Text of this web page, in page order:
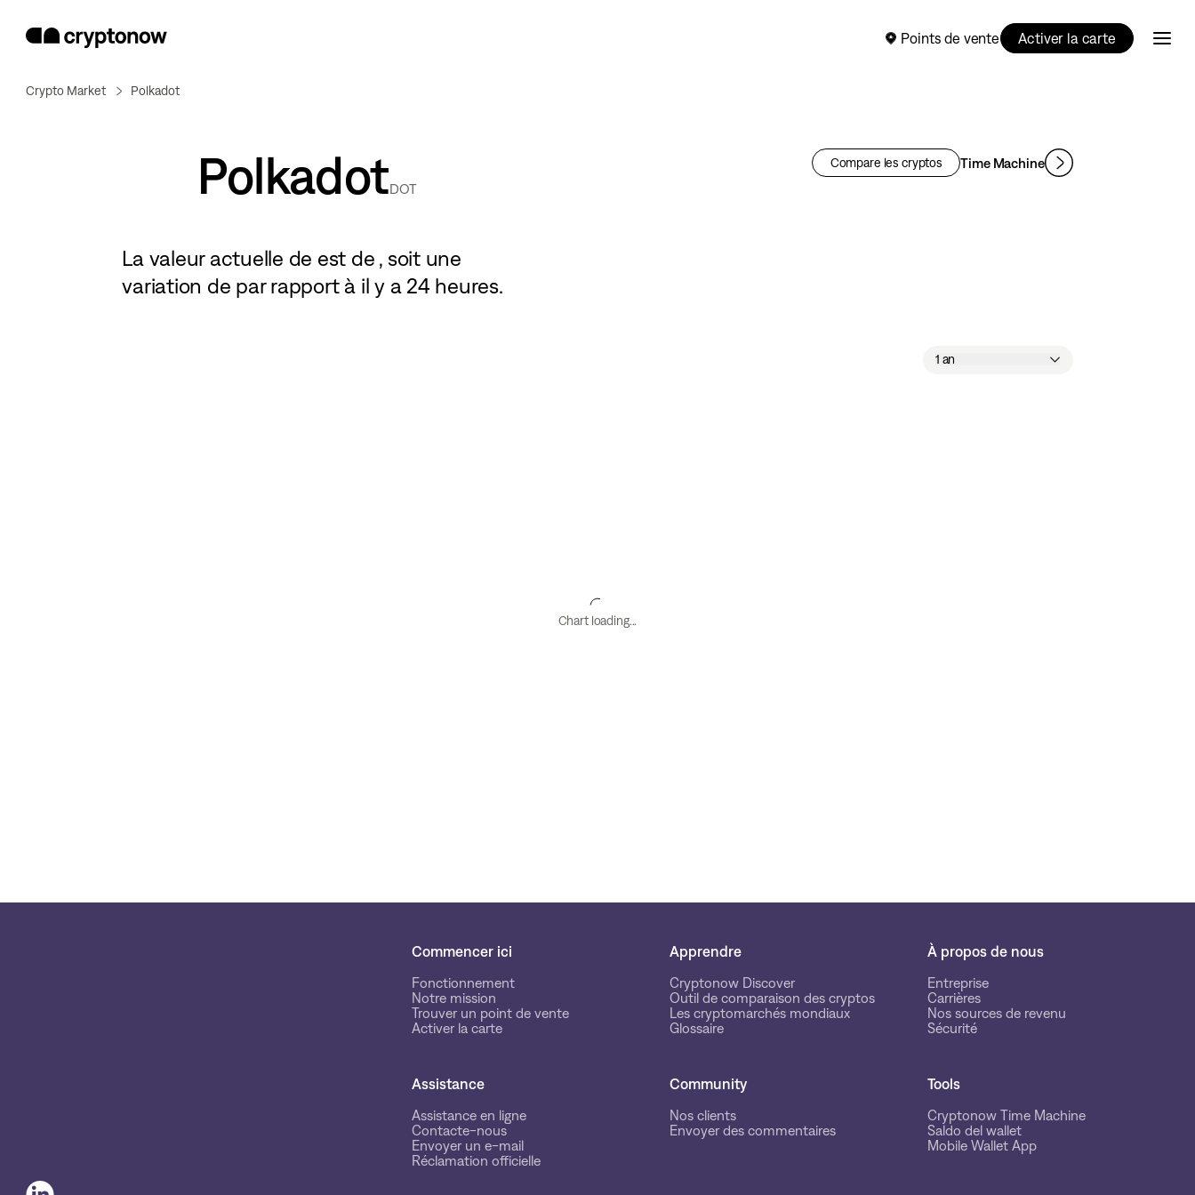
Points de vente Activer la carte
Crypto Market Polkadot
PolkadotDOT
La valeur actuelle de est de , soit une
variation de par rapport à il y a 24 heures.
Compare les cryptos Time Machine
1 an
Chart loading...
Commencer ici
Fonctionnement
Notre mission
Trouver un point de vente
Activer la carte
Apprendre
Cryptonow Discover
Outil de comparaison des cryptos
Les cryptomarchés mondiaux
Glossaire
À propos de nous
Entreprise
Carrières
Nos sources de revenu
Sécurité
Assistance
Assistance en ligne
Contacte-nous
Envoyer un e-mail
Réclamation officielle
Community
Nos clients
Envoyer des commentaires
Tools
Cryptonow Time Machine
Saldo del wallet
Mobile Wallet App